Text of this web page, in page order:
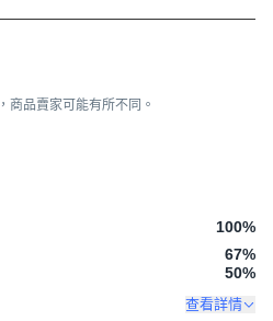
商品賣家可能有所不同。
100%
67%
50%
查看詳情